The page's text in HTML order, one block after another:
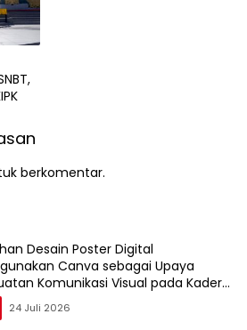
berkomentar.
Desain Poster Digital
Canva sebagai Upaya
Komunikasi Visual pada Kader
Bambu Apus
24 Juli 2026